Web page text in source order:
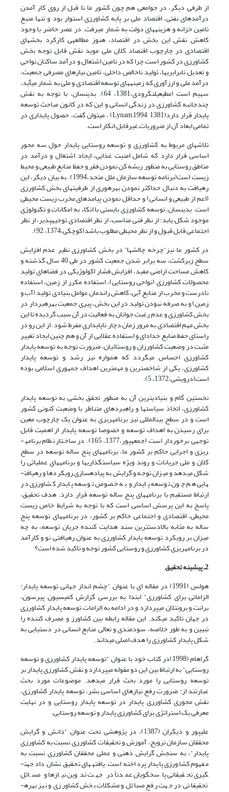
از طرفی دیگر، در جوامعی هم چون کشور ما تا قبل از روی کار آمدن
درآمدهای نفتی، اقتصاد ملی بر پایه کشاورزی استوار بود و تنها منبع
تامین خزانه و هزینه­های دولت به شمار می­رفت. در عصر حاضر با وجود
کاهش نقش این بخش در اقتصاد، هنوز مطالعه­ی کارکرد بخش­های
اقتصادی در چارچوب اقتصاد کلان ملی موید نقش قابل توجه بخش
کشاورزی در کشور است چرا که در تامین اشتغال و درآمد ساکنان نواحی
و تعدیل نابرابری­ها، تولید ناخالص داخلی، تامین نیازهای مصرفی جمعیت،
درآمد ملی و ارزآوری که زمینه­های توسعه اقتصادی و ملی به شمار می­آید،
سهیم است (مطیعی­لنگرودی،1381، 64). بدین­سان، با توجه به نقش
چندجانبه کشاورزی در زندگی انسانی و این که در کانون مباحث توسعه
پایدار قرار دارد(Lynam,1994, 1381) ، می­توان گفت، حصول پایداری در
تمامی ابعاد آن از ضروریات غیرقابل انکار است.
تلاش­های مربوط به کشاورزی و توسعه روستایی پایدار حول سه محور
اساسی قرار دارد که شامل امنیت غذایی، ایجاد اشتغال و درآمد در
مناطق روستایی به منظور ریشه کن نمودن فقر و حفظ منابع طبیعی و محیط
زیست است(برنامه توسعه سازمان ملل متحد،1994). به بیان دیگر، این
رهیافت به دنبال حداکثر نمودن بهره­وری از ظرفیت­های بخش کشاورزی
(اعم از طبیعی و انسانی) و حداقل نمودن پیامدهای مخرب زیست محیطی
است. بدین­سان، توسعه کشاورزی بایستی با اتکاء به امکانات و تکنولوژی
موجود شکل یابد؛ از نظر فنی مناسب، از نظر اقتصادی توجیه­پذیر، از نظر
اجتماعی قابل قبول و از نظر محیطی مطلوب باشد(کوچکی،1374، 92).
در کشور ما نیز“چرخه چالش­ها” در بخش کشاورزی نظیر عدم افزایش
سطح زیرکشت، سه برابر شدن جمعیت کشور در طی 40 سال گذشته و
کاهش مساحت اراضی مفید، افزایش فشار اکولوژیکی در فضاهای تولید
محصولات کشاورزی (نواحی روستایی)، استفاده مکرر از زمین، استفاده
نادرست و مخرب از منابع آبی، کاهش راندمان عوامل بنیادی تولید (آب و
زمین) و به صرفه نبودن تولید در این بخش، پیری جمعیت بهره­بردار در
بخش کشاورزی و عدم رغبت جوانان به فعالیت در آن سبب گردیده تا این
بخش مهم اقتصادی به مرور زمان دچار ناپایداری مفرط شود. از این رو در
راستای حفظ منابع خدادای و استفاده عقلایی از آن و هم چنین ایجاد تغییر
مثبت در وضعیت کشاورزان و روستائیان، ضرورت توجه به توسعه پایدار
کشاورزی احساس می­گردد که همواره نیز رشد و توسعه پایدار
کشاورزی، یکی از شاخص­ترین و مهمترین اهداف جمهوری اسلامی بوده
است(درویشی،1372، 5).
نخستین گام و بنیادی­ترین آن به منظور تحقق بخشی به توسعه پایدار
کشاورزی، اتخاذ سیاست­ها و راهبردهای متناظر با وضعیت کنونی کشور
است و در سطح بین­المللی نیز برنامه­ریزی به عنوان یک چارچوب معین
برای رسیدن به اهداف توسعه و خصوصا توسعه پایدار از اهمیت قابل
توجهی برخوردار است (جمعه­پور،1377، 165). در ساختار نظام برنامه­
ریزی و اجرایی حاکم بر کشور ما، برنامه­های پنج ساله توسعه در سطح
کلان و ملی جریانات و روند ویژه سیاست­گذاری­ها و برنامه­های عملیاتی را
شکل می­دهد و میزان توجه و گرایش به پیاده­سازی رویکردها و رهیافت­
هایی هم چون توسعه پایدار و به خصوص توسعه پایدار کشاورزی در
ارتباط مستقیم با برنامه­های پنج ساله توسعه قرار دارد. هدف تحقیق،
پاسخ به این پرسش اساسی است که با توجه به شرایط خاص زیست
محیطی، اقتصادی و اجتماعی حاکم بر کشور، در برنامه­های توسعه پنج
ساله به مثابه بالادست­ترین سند هدایت کننده جریان توسعه، به چه
میزان بر رویکرد توسعه پایدار کشاورزی به عنوان رهیافتی نو و کارآمد
در برنامه­ریزی کشاورزی و روستایی کشور توجه و تاکید شده است؟
2ـ پیشینه تحقیق
هولس (1991) در مقاله ای با عنوان "چشم انداز جهانی توسعه پایدار:
الزاماتی برای کشاورزی" ابتدا به بررسی گزارش کمیسیون پیرسون،
برانت و برونتلان می­پردازد و در ادامه به الزامات توسعه پایدار کشاورزی
در جهان تاکید می­کند. این مقاله رابطه بین کشاورز و مصرف کننده را
تبیین و به طور خلاصه، سودمندی و تعالی منابع انسانی در دستیابی به
شکل پایدار کشاورزی را هدف اصلی می­داند.
گراهام (1998)در کتاب خود با عنوان "توسعه پایدار کشاورزی و توسعه
روستایی" به ارتباط بین این دو مقوله می­پردازد و نقش کشاورزی پایدار بر
توسعه روستایی را مورد بحث قرار می­دهد. موضوعات مورد بحث
عبارتند از: ضرورت رفع نیازهای اساسی بشر، توسعه پایدار کشاورزی،
نقش محوری کشاورزی پایدار در توسعه پایدار روستایی و در نهایت
معرفی یک استراتژی برای کشاورزی پایدار و توسعه روستایی.
علیپور و دیگران (1387)، در پژوهشی تحت عنوان "دانش و گرایش
محققان سازمان ترویج، آموزش و تحقیقات کشاورزی نسبت به کشاورزی
پایدار"، به سنجش گرایش ذهنی و عملی محققان کشاورزی نسبت به
مفهوم کشاورزی پایدار پرداخته است. یافته­های تحقیق نشان داد جهت­
گیری تحقیقاتی پاسخگویان عمدتاً در جهت تدوین نیازها و مسائل
تحقیقاتی در جهت رفع مسائل و مشکلات بخش کشاورزی و نیز بهره­